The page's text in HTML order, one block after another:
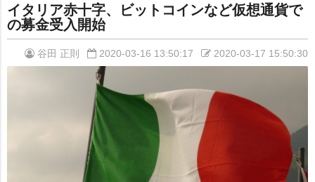
イタリア赤十字、ビットコインなど仮想通貨で
の募金受入開始
谷田 正則 2020-03-16 13:50:17 2020-03-17 15:50:30